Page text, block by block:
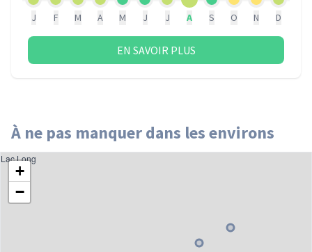
J F M A M J J A S O N D
EN SAVOIR PLUS
À ne pas manquer dans les environs
+
−
Lac Long